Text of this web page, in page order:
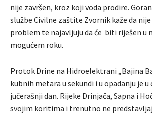
nije završen, kroz koji voda prodire.
službe Civilne zaštite Zvornik kaže da
problem te najavljuju da će biti riješen u
mogućem roku.
Protok Drine na Hidroelektrani „Bajina
kubnih metara u sekundi i u opadanju je u
jučerašnji dan. Rijeke Drinjača, Sapna i
svojim koritima i trenutno ne